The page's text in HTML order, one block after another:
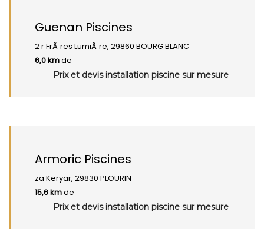
Guenan Piscines
2 r FrÃ¨res LumiÃ¨re, 29860 BOURG BLANC
6,0 kmde
Prix et devis installation piscine sur mesure
Armoric Piscines
za Keryar, 29830 PLOURIN
15,6 kmde
Prix et devis installation piscine sur mesure